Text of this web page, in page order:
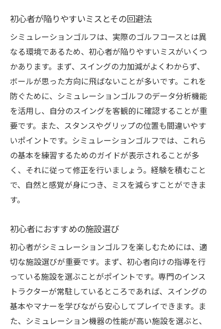
初心者が陥りやすいミスとその回避法
シミュレーションゴルフは、実際のゴルフコースとは異
なる環境であるため、初心者が陥りやすいミスがいくつ
かあります。まず、スイングの力加減がよくわからず、
ボールが思った方向に飛ばないことが多いです。これを
防ぐために、シミュレーションゴルフのデータ分析機能
を活用し、自分のスイングを客観的に確認することが重
要です。また、スタンスやグリップの位置も間違いやす
いポイントです。シミュレーションゴルフでは、これら
の基本を練習するためのガイドが表示されることが多
く、それに従って修正を行いましょう。経験を積むこと
で、自然と感覚が身につき、ミスを減らすことができま
す。
初心者におすすめの施設選び
初心者がシミュレーションゴルフを楽しむためには、適
切な施設選びが重要です。まず、初心者向けの指導を行
っている施設を選ぶことがポイントです。専門のインス
トラクターが常駐しているところであれば、スイングの
基本やマナーを学びながら安心してプレイできます。ま
た、シミュレーション機器の性能が高い施設を選ぶと、